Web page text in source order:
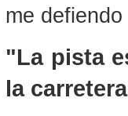
me
"La pista
la